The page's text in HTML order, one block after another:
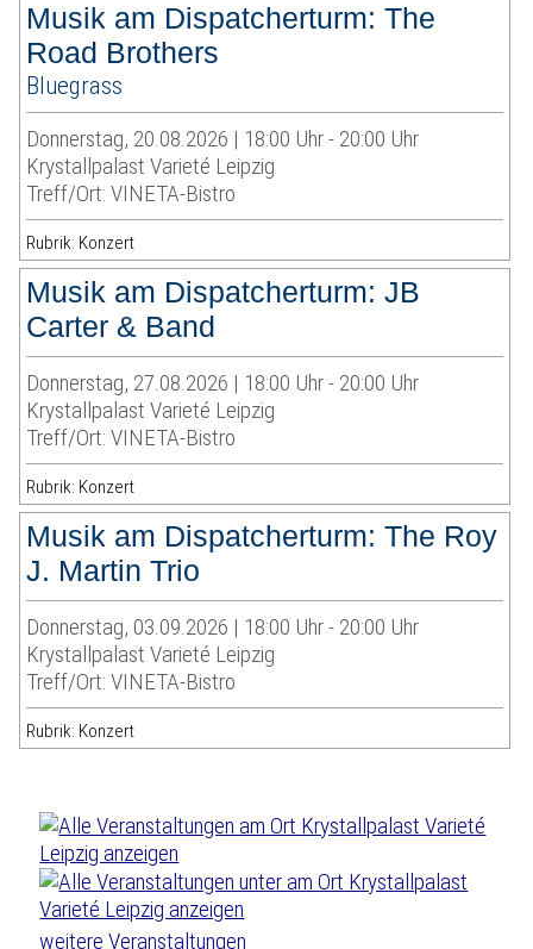
Musik am Dispatcherturm: The
Road Brothers
Bluegrass
Donnerstag, 20.08.2026 | 18:00 Uhr - 20:00 Uhr
Krystallpalast Varieté Leipzig
Treff/Ort: VINETA-Bistro
Rubrik: Konzert
Musik am Dispatcherturm: JB
Carter & Band
Donnerstag, 27.08.2026 | 18:00 Uhr - 20:00 Uhr
Krystallpalast Varieté Leipzig
Treff/Ort: VINETA-Bistro
Rubrik: Konzert
Musik am Dispatcherturm: The Roy
J. Martin Trio
Donnerstag, 03.09.2026 | 18:00 Uhr - 20:00 Uhr
Krystallpalast Varieté Leipzig
Treff/Ort: VINETA-Bistro
Rubrik: Konzert
weitere Veranstaltungen